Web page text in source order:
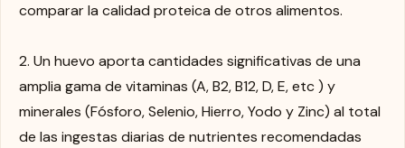
comparar la calidad proteica de otros alimentos.
2. Un huevo aporta cantidades significativas de una
amplia gama de vitaminas (A, B2, B12, D, E, etc ) y
minerales (Fósforo, Selenio, Hierro, Yodo y Zinc) al total
de las ingestas diarias de nutrientes recomendadas